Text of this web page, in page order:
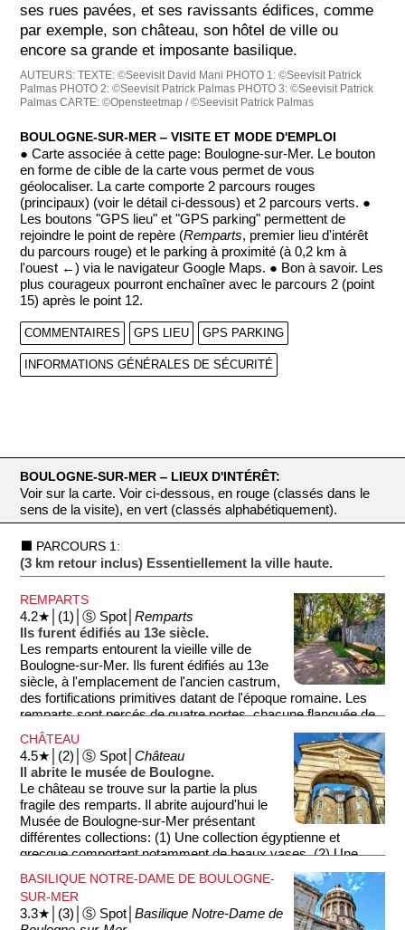
ses rues pavées, et ses ravissants édifices, comme
par exemple, son château, son hôtel de ville ou
encore sa grande et imposante basilique.
AUTEURS:TEXTE: ©Seevisit David Mani PHOTO 1: ©Seevisit Patrick
Palmas PHOTO 2: ©Seevisit Patrick Palmas PHOTO 3: ©Seevisit Patrick
Palmas CARTE: ©Opensteetmap / ©Seevisit Patrick Palmas
BOULOGNE-SUR-MER ‒ VISITE ET MODE D'EMPLOI
● Carte associée à cette page: Boulogne-sur-Mer. Le bouton
en forme de cible de la carte vous permet de vous
géolocaliser. La carte comporte 2 parcours rouges
(principaux) (voir le détail ci-dessous) et 2 parcours verts. ●
Les boutons "GPS lieu" et "GPS parking" permettent de
rejoindre le point de repère (Remparts, premier lieu d'intérêt
du parcours rouge) et le parking à proximité (à 0,2 km à
l'ouest ←) via le navigateur Google Maps. ● Bon à savoir. Les
plus courageux pourront enchaîner avec le parcours 2 (point
15) après le point 12.
COMMENTAIRES GPS LIEU GPS PARKING
INFORMATIONS GÉNÉRALES DE SÉCURITÉ
BOULOGNE-SUR-MER ‒ LIEUX D'INTÉRÊT:
Voir sur la carte. Voir ci-dessous, en rouge (classés dans le
sens de la visite), en vert (classés alphabétiquement).
⬛ PARCOURS 1:
(3 km retour inclus) Essentiellement la ville haute.
REMPARTS
4.2★│(1)│Ⓢ Spot│Remparts
Ils furent édifiés au 13e siècle.
Les remparts entourent la vieille ville de
Boulogne-sur-Mer. Ils furent édifiés au 13e
siècle, à l'emplacement de l'ancien castrum,
des fortifications primitives datant de l'époque romaine. Les
remparts sont percés de quatre portes, chacune flanquée de
deux tours. Ici, vous apercevez, par exemple la Porte Neuve.
Au niveau de chaque porte, vous pouvez si vous le souhaitez
accéder au chemin de ronde, depuis lequel vous aurez de
beaux points de vue sur la ville.
CHÂTEAU
4.5★│(2)│Ⓢ Spot│Château
Il abrite le musée de Boulogne.
Le château se trouve sur la partie la plus
fragile des remparts. Il abrite aujourd'hui le
Musée de Boulogne-sur-Mer présentant
différentes collections: (1) Une collection égyptienne et
grecque comportant notamment de beaux vases. (2) Une
collection de peinture de la Côte d'Opale, avec par exemple
des œuvres de Corot (pré-impressionniste) ou de Boudin
(impressionniste). (3) Une collection de sculptures, avec
notamment les œuvres de Rodin et Pompon...
BASILIQUE NOTRE-DAME DE BOULOGNE-
SUR-MER
3.3★│(3)│Ⓢ Spot│Basilique Notre-Dame de